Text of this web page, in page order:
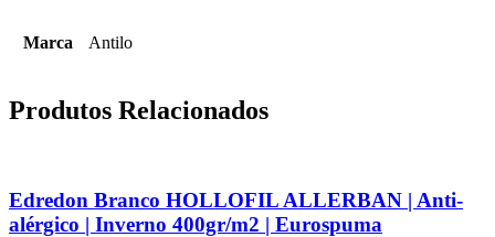
Marca Antilo
Produtos Relacionados
Edredon Branco HOLLOFIL ALLERBAN | Anti-
alérgico | Inverno 400gr/m2 | Eurospuma